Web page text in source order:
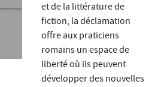
et de la littérature de
fiction, la déclamation
offre aux praticiens
romains un espace de
liberté où ils peuvent
développer des nouvelles